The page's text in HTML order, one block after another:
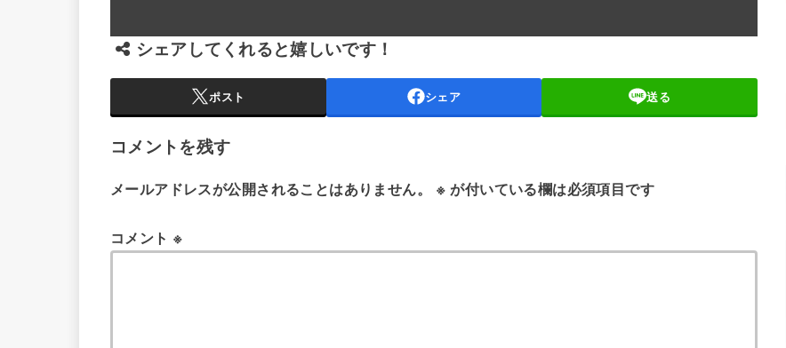
シェアしてくれると嬉しいです！
ポスト シェア 送る
コメントを残す
メールアドレスが公開されることはありません。 ※が付いている欄は必須項目です
コメント※